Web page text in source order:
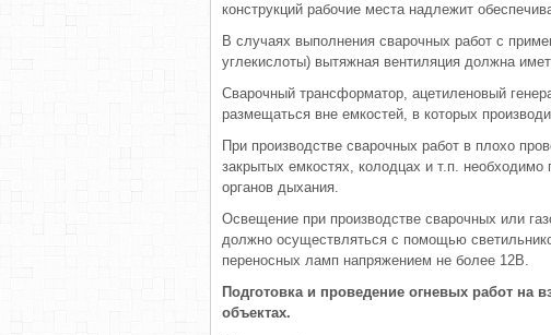
конструкций рабочие места надлежит
В случаях выполнения сварочных работ с
углекислоты) вытяжная вентиляция должна
Сварочный трансформатор, ацетиленовый
размещаться вне емкостей, в которых
При производстве сварочных работ в плохо
закрытых емкостях, колодцах и т.п.
органов дыхания.
Освещение при производстве сварочных или
должно осуществляться с помощью
переносных ламп напряжением не более 12В.
Подготовка и проведение огневых работ
объектах.